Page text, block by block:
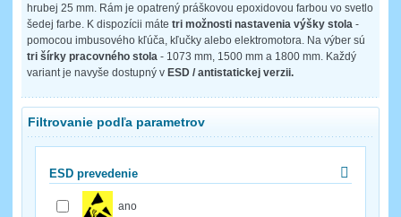
hrubej 25 mm. Rám je opatrený práškovou epoxidovou farbou vo svetlo
šedej farbe. K dispozícii máte tri možnosti nastavenia výšky stola -
pomocou imbusového kľúča, kľučky alebo elektromotora. Na výber sú
tri šírky pracovného stola - 1073 mm, 1500 mm a 1800 mm. Každý
variant je navyše dostupný v ESD / antistatickej verzii.
Filtrovanie podľa parametrov
ESD prevedenie
ano